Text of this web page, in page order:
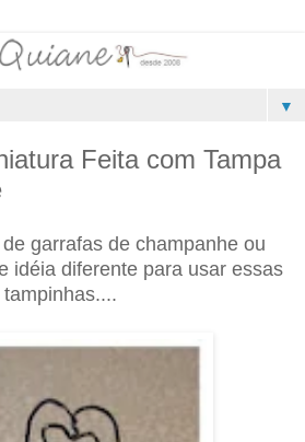
▼
Feita com Tampa
garrafas de champanhe ou
idéia diferente para usar essas
tampinhas....